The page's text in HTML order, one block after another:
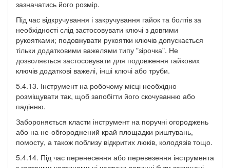
зазначатись його розмір.
Під час відкручування і закручування гайок та болтів за
необхідності слід застосовувати ключі з довгими
рукоятками; подовжувати рукоятки ключів допускається
тільки додатковими важелями типу "зірочка". Не
дозволяється застосовувати для подовження гайкових
ключів додаткові важелі, інші ключі або труби.
5.4.13. Інструмент на робочому місці необхідно
розміщувати так, щоб запобігти його скочуванню або
падінню.
Забороняється класти інструмент на поручні огороджень
або на не-обгороджений край площадки риштувань,
помосту, а також поблизу відкритих люків, колодязів тощо.
5.4.14. Під час перенесення або перевезення інструмента